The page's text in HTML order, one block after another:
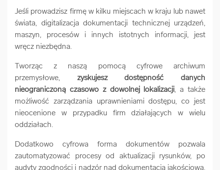
Jeśli prowadzisz firmę w kilku miejscach w kraju lub nawet
świata, digitalizacja dokumentacji technicznej urządzeń,
maszyn, procesów i innych istotnych informacji, jest
wręcz niezbędna.
Tworząc z naszą pomocą cyfrowe archiwum
przemysłowe, zyskujesz dostępność danych
nieograniczoną czasowo z dowolnej lokalizacji, a także
możliwość zarządzania uprawnieniami dostępu, co jest
nieocenione w przypadku firm działających w wielu
oddziałach.
Dodatkowo cyfrowa forma dokumentów pozwala
zautomatyzować procesy od aktualizacji rysunków, po
audyty zgodności i nadzór nad dokumentacją jakościową.